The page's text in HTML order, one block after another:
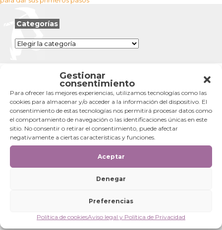
Gestionar
consentimiento
Para ofrecer las mejores experiencias, utilizamos tecnologías como las
cookies para almacenar y/o acceder a la información del dispositivo. El
consentimiento de estas tecnologías nos permitirá procesar datos como
el comportamiento de navegación o las identificaciones únicas en este
sitio. No consentir o retirar el consentimiento, puede afectar
negativamente a ciertas características y funciones.
Aceptar
Denegar
Preferencias
Política de cookiesAviso legal y Política de Privacidad
entradas
Categorías
Categorías